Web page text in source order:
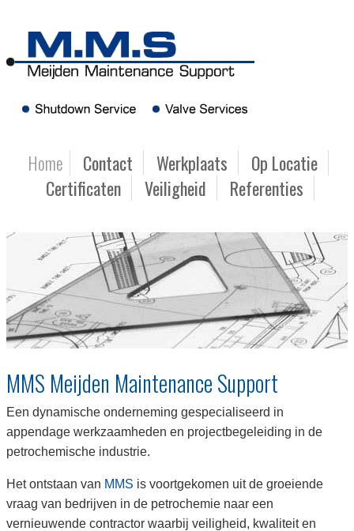
Home Contact Werkplaats
Op Locatie
Certificaten
Veiligheid Referenties
MMS Meijden Maintenance Support
Een dynamische onderneming gespecialiseerd in
appendage werkzaamheden en projectbegeleiding in de
petrochemische industrie.
Het ontstaan van MMS is voortgekomen uit de groeiende
vraag van bedrijven in de petrochemie naar een
vernieuwende contractor waarbij veiligheid, kwaliteit en